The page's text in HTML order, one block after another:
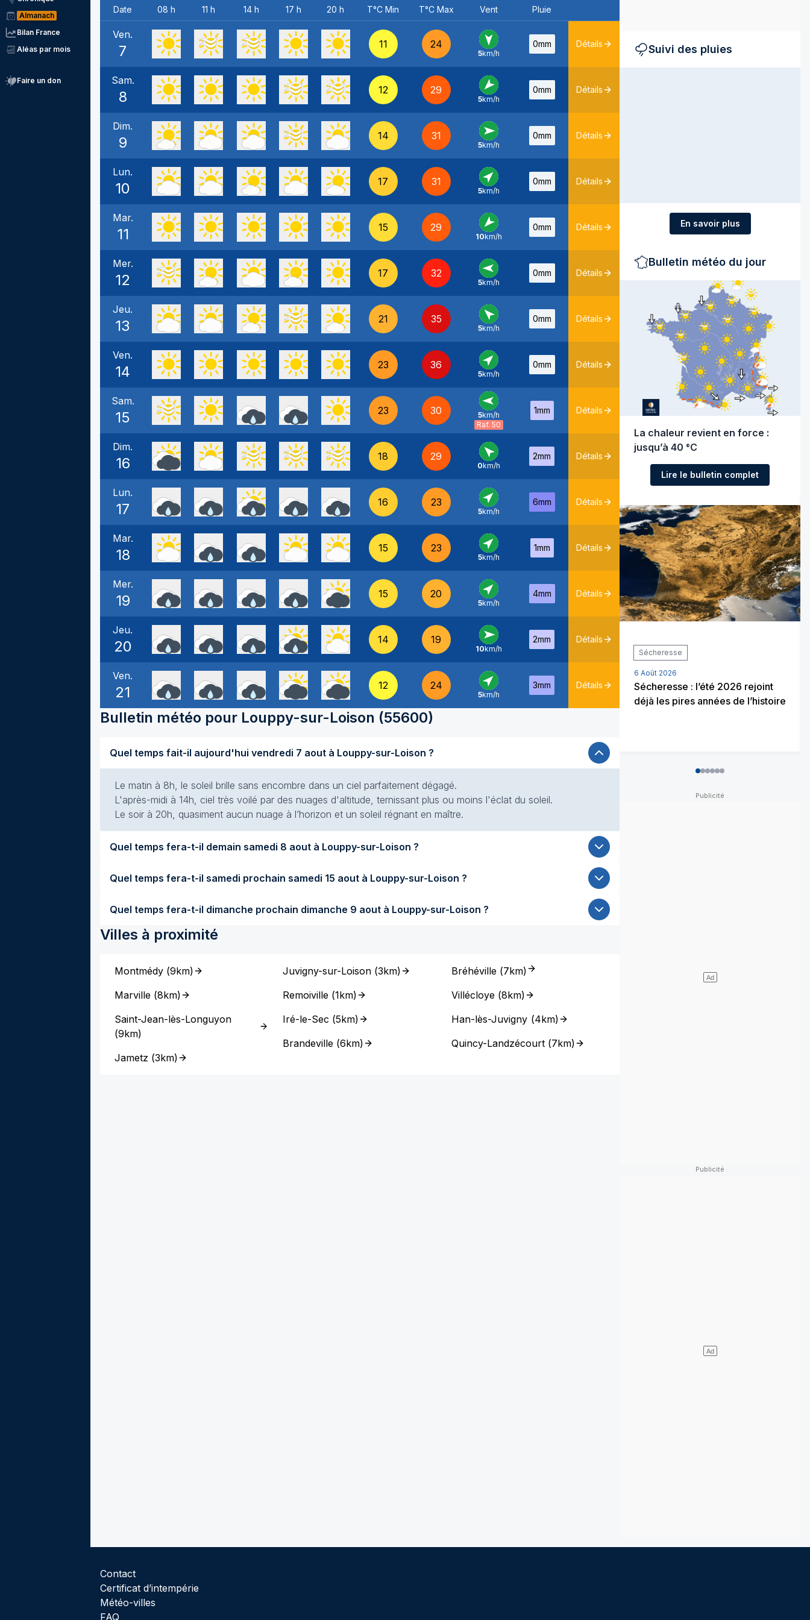
Almanach
Bilan France
Aléas par mois
Faire un don
Date 08 h 11 h 14 h 17 h 20 h T°C Min T°C Max Vent Pluie
Ven.
7 11 24
N -
5km/h
0mm Détails
Sam.
8 12 29
NE
5km/h
0mm Détails
Dim.
9 14 31
O -
5km/h
0mm Détails
Lun.
10 17 31
SO
5km/h
0mm Détails
Mar.
11 15 29
NE -
10km/h
0mm Détails
Mer.
12 17 32
E -
5km/h
0mm Détails
Jeu.
13 21 35
SE -
5km/h
0mm Détails
Ven.
14 23 36
SO
5km/h
0mm Détails
Sam.
15 23 30
E -
5km/h
Raf. 50
1mm Détails
Dim.
16 18 29
SE -
0km/h
2mm Détails
Lun.
17 16 23
SO
5km/h
6mm Détails
Mar.
18 15 23
SO
5km/h
1mm Détails
Mer.
19 15 20
SO
5km/h
4mm Détails
Jeu.
20 14 19
O -
10km/h
2mm Détails
Ven.
21 12 24
SO
5km/h
3mm Détails
Bulletin météo pour Louppy-sur-Loison (55600)
Quel temps fait-il aujourd'hui vendredi 7 aout à Louppy-sur-Loison ?
Le matin à 8h, le soleil brille sans encombre dans un ciel parfaitement dégagé.
L'après-midi à 14h, ciel très voilé par des nuages d'altitude, ternissant plus ou moins l'éclat du soleil.
Le soir à 20h, quasiment aucun nuage à l’horizon et un soleil régnant en maître.
Quel temps fera-t-il demain samedi 8 aout à Louppy-sur-Loison ?
Quel temps fera-t-il samedi prochain samedi 15 aout à Louppy-sur-Loison ?
Quel temps fera-t-il dimanche prochain dimanche 9 aout à Louppy-sur-Loison ?
Villes à proximité
Montmédy (9km)
Marville (8km)
Saint-Jean-lès-Longuyon
(9km)
Jametz (3km)
Juvigny-sur-Loison (3km)
Remoiville (1km)
Iré-le-Sec (5km)
Brandeville (6km)
Bréhéville(7km)
Villécloye(8km)
Han-lès-Juvigny (4km)
Quincy-Landzécourt(7km)
Suivi des pluies
En savoir plus
Bulletin météo du jour
La chaleur revient en force :
jusqu’à 40 °C
Lire le bulletin complet
Sécheresse
6 Août 2026
Sécheresse : l’été 2026 rejoint
déjà les pires années de l’histoire
Contact
Certificat d’intempérie
Météo-villes
FAQ